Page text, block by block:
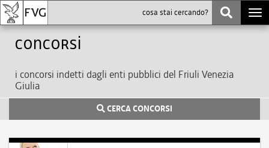
Concorsi
i concorsi indetti dagli enti pubblici del Friuli Venezia
Giulia
CERCA CONCORSI